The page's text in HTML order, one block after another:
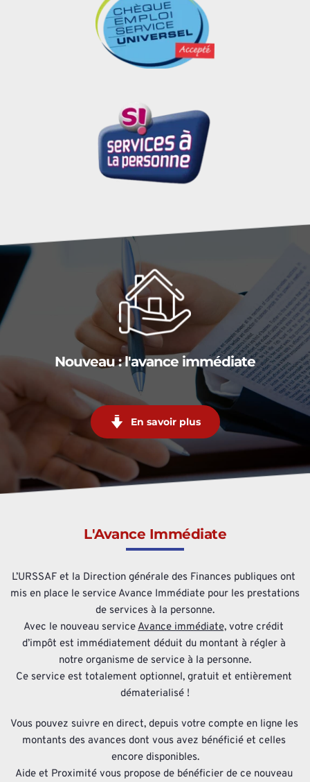
Nouveau : l'avance immédiate
En savoir plus
L'Avance Immédiate
L’URSSAF et la Direction générale des Finances publiques ont
mis en place le service Avance Immédiate pour les prestations
de services à la personne.
Avec le nouveau service Avance immédiate, votre crédit
d’impôt est immédiatement déduit du montant à régler à
notre organisme de service à la personne.
Ce service est totalement optionnel, gratuit et entièrement
dématerialisé !
Vous pouvez suivre en direct, depuis votre compte en ligne les
montants des avances dont vous avez bénéficié et celles
encore disponibles.
Aide et Proximité vous propose de bénéficier de ce nouveau